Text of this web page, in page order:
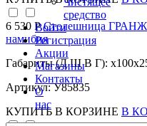
средство
Войти
Регистрация
Акции
Магазины
Контакты
О
нас
6 530 РСтолешница
намибия
Габариты (Д Ш В Г):
Артикул: У85835
КУПИТЬ В КОРЗИНЕ В